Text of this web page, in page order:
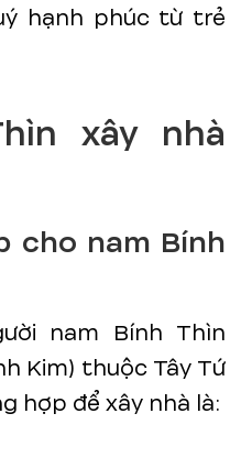
hạnh phúc từ trẻ
xây nhà
cho nam Bính
nam Bính Thìn
Kim) thuộc Tây Tứ
hợp để xây nhà là: